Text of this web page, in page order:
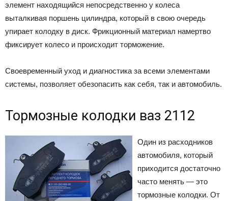
элемент находящийся непосредственно у колеса
выталкивая поршень цилиндра, который в свою очередь
упирает колодку в диск. Фрикционный материал намертво
фиксирует колесо и происходит торможение.
Своевременный уход и диагностика за всеми элементами
системы, позволяет обезопасить как себя, так и автомобиль.
Тормозные колодки ваз 2112
Один из расходников
автомобиля, который
приходится достаточно
часто менять — это
тормозные колодки. От